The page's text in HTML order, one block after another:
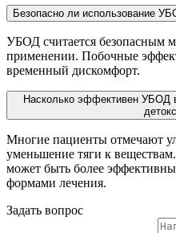
Безопасно ли использование
УБОД считается безопасным
применении. Побочные
временный дискомфорт.
Насколько эффективен УБОД
Многие пациенты отмечают
уменьшение тяги к
может быть более
формами лечения.
Задать вопрос